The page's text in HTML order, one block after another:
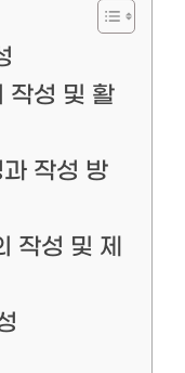
작성 및 활
작성 방
작성 및 제